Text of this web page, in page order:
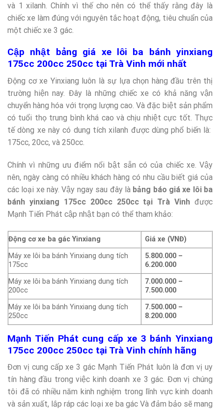
và 1 xilanh. Chính vì thế cho nên có thể thấy rằng đây là
chiếc xe làm đúng với nguyên tắc hoạt động, tiêu chuẩn của
một chiếc xe 3 gác.
Cập nhật bảng giá xe lôi ba bánh yinxiang
175cc 200cc 250cc tại Trà Vinh mới nhất
Động cơ xe Yinxiang luôn là sự lựa chọn hàng đầu trên thị
trường hiện nay. Đây là những chiếc xe có khả năng vận
chuyển hàng hóa với trọng lượng cao. Và đặc biệt sản phẩm
có tuổi thọ trung bình khá cao và chịu nhiệt cực tốt. Thực
tế dòng xe này có dung tích xilanh được dùng phổ biến là:
175cc, 20cc, và 250cc.
Chính vì những ưu điểm nổi bật sẵn có của chiếc xe. Vậy
nên, ngày càng có nhiều khách hàng có nhu cầu biết giá của
các loại xe này. Vậy ngay sau đây là bảng báo giá xe lôi ba
bánh yinxiang 175cc 200cc 250cc tại Trà Vinh được
Mạnh Tiến Phát cập nhật bạn có thể tham khảo:
Động cơ xe ba gác Yinxiang
Giá xe (VNĐ)
Máy xe lôi ba bánh Yinxiang dung tích
175cc
5.800.000 –
6.200.000
Máy xe lôi ba bánh Yinxiang dung tích
200cc
7.000.000 –
7.500.000
Máy xe lôi ba bánh Yinxiang dung tích
250cc
7.500.000 –
8.200.000
Mạnh Tiến Phát cung cấp xe 3 bánh Yinxiang
175cc 200cc 250cc tại Trà Vinh chính hãng
Đơn vị cung cấp xe 3 gác Mạnh Tiến Phát luôn là đơn vị uy
tín hàng đầu trong việc kinh doanh xe 3 gác. Đơn vị chúng
tôi đã có nhiều năm kinh nghiệm trong lĩnh vực kinh doanh
và sản xuất, lắp ráp các loại xe ba gác Và đảm bảo sẽ mang